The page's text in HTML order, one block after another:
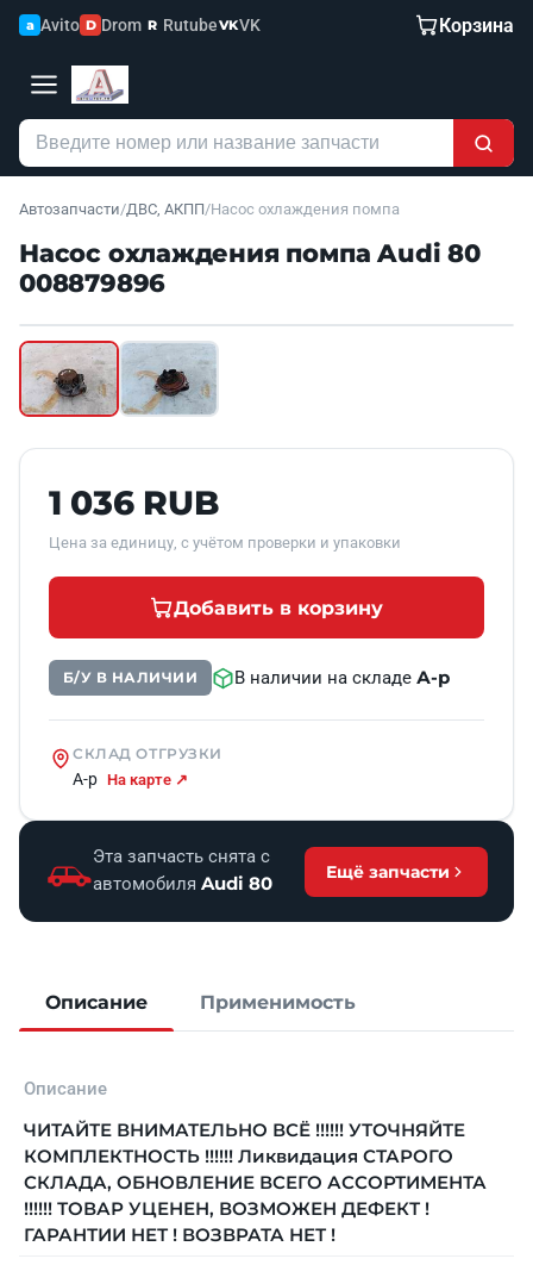
a Avito D Drom R RutubeVKVK Корзина
Автозапчасти/ДВС, АКПП/Насос охлаждения помпа
Насос охлаждения помпа Audi 80
008879896
Б/У В НАЛИЧИИ
1 036 RUB
Цена за единицу, с учётом проверки и упаковки
Добавить в корзину
Б/У В НАЛИЧИИ В наличии на складеА-р
СКЛАД ОТГРУЗКИ
А-р На карте ↗
Эта запчасть снята с
автомобиля Audi 80
Ещё запчасти
Описание Применимость
Описание
ЧИТАЙТЕ ВНИМАТЕЛЬНО ВСЁ !!!!!! УТОЧНЯЙТЕ
КОМПЛЕКТНОСТЬ !!!!!! Ликвидация СТАРОГО
СКЛАДА, ОБНОВЛЕНИЕ ВСЕГО АССОРТИМЕНТА
!!!!!! ТОВАР УЦЕНЕН, ВОЗМОЖЕН ДЕФЕКТ !
ГАРАНТИИ НЕТ ! ВОЗВРАТА НЕТ !